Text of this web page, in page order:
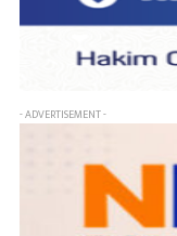
- ADVERTISEMENT -